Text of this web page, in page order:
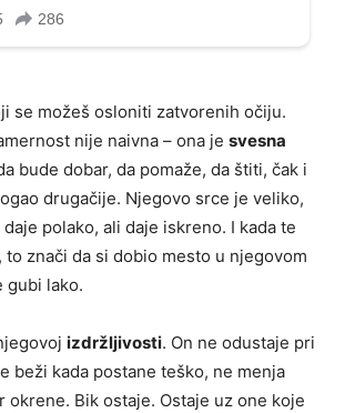
se možeš osloniti zatvorenih očiju.
nije naivna – ona je svesna
bude dobar, da pomaže, da štiti, čak i
drugačije. Njegovo srce je veliko,
polako, ali daje iskreno. I kada te
znači da si dobio mesto u njegovom
gubi lako.
izdržljivosti. On ne odustaje pri
beži kada postane teško, ne menja
okrene. Bik ostaje. Ostaje uz one koje